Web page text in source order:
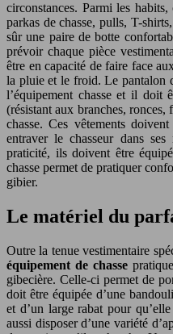
circonstances. Parmi les
parkas de chasse, pulls, T-
sûr une paire de botte
prévoir chaque pièce
être en capacité de faire face
la pluie et le froid. Le pantalon
l’équipement chasse et il doit
(résistant aux branches,
chasse. Ces vêtements
entraver le chasseur dans
praticité, ils doivent être
chasse permet de pratiquer
gibier.
Le matériel du
Outre la tenue vestimentaire
équipement de chasse
gibecière. Celle-ci permet de
doit être équipée d’une
et d’un large rabat pour
aussi disposer d’une variété